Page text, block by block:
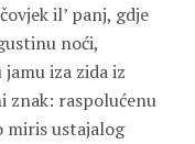
il’ panj, gdje
noći,
iza zida iz
znak: raspolućenu
miris ustajalog